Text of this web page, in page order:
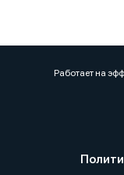
Работает на